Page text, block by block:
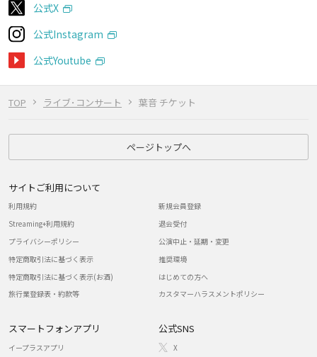
TOP ライブ･コンサート 葉音 チケット
公式X
公式Instagram
公式Youtube
ページトップへ
サイトご利用について
利用規約
Streaming+利用規約
プライバシーポリシー
特定商取引法に基づく表示
特定商取引法に基づく表示(お酒)
旅行業登録表・約款等
新規会員登録
退会受付
公演中止・延期・変更
推奨環境
はじめての方へ
カスタマーハラスメントポリシー
スマートフォンアプリ
イープラスアプリ
公式SNS
X